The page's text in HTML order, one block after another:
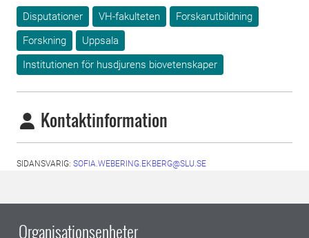
Disputationer VH-fakulteten
Forskarutbildning
Forskning
Uppsala
Institutionen för husdjurens biovetenskaper
Kontaktinformation
SIDANSVARIG: SOFIA.WEBERING.EKBERG@SLU.SE
Organisationsenheter